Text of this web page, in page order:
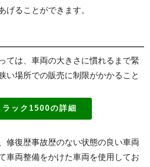
げることができます。
ては、車両の大きさに慣れるまで緊
い場所での販売に制限がかかること
ラック1500の詳細
修復歴事故歴のない状態の良い車両
車両整備をかけた車両を使用してお